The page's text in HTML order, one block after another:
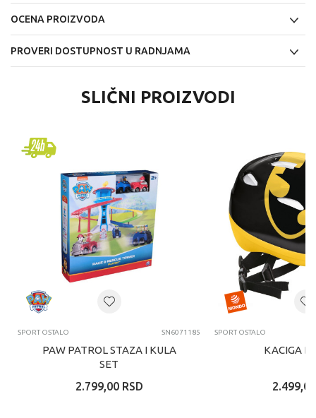
OCENA PROIZVODA
PROVERI DOSTUPNOST U RADNJAMA
SLIČNI PROIZVODI
SPORT OSTALO SN6071185
PAW PATROL STAZA I KULA
SET
2.799,00 RSD
SPORT OSTALO
KACIGA
2.499,00